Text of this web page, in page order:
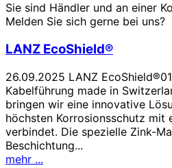
Sie sind Händler und an einer
Melden Sie sich gerne bei uns?
LANZ EcoShield®
26.09.2025 LANZ
Kabelführung made in
bringen wir eine innovative
höchsten Korrosionsschutz mit
verbindet. Die spezielle Zink-
Beschichtung...
mehr ...